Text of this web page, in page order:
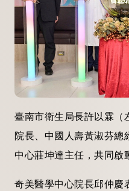
臺南市衛生局長許以霖（
院長、中國人壽黃淑芬總
中心莊坤達主任，共同啟
奇美醫學中心院長邱仲慶